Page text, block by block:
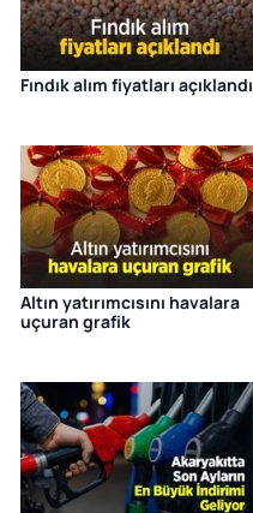
Fındık alım fiyatları açıklandı
Altın yatırımcısını havalara
uçuran grafik